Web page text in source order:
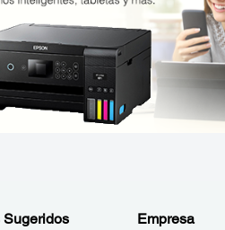
Sugeridos Empresa